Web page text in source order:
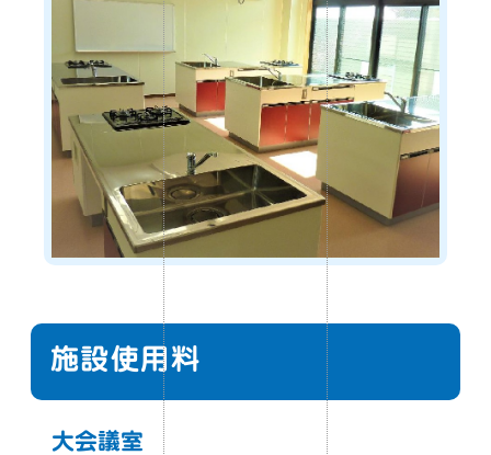
施設使用料
大会議室